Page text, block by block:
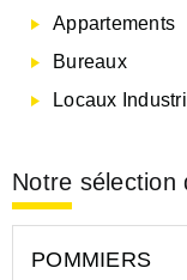
Appartements
Bureaux
Locaux
Notre sélection
POMMIERS